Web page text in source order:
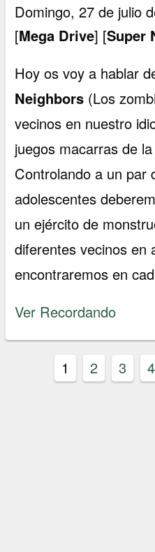
Domingo, 27 de julio
[Mega Drive] [Super
Hoy os voy a hablar
Neighbors (Los
vecinos en nuestro
juegos macarras de
Controlando a un par
adolescentes
un ejército de
diferentes vecinos en
encontraremos en
Ver Recordando
1 2 3 4